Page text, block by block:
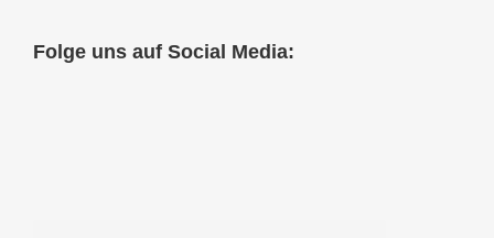
Folge uns auf Social Media: